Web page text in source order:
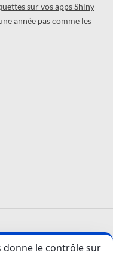
sur vos apps Shiny
année pas comme les
-Confidentialité
donne le contrôle sur